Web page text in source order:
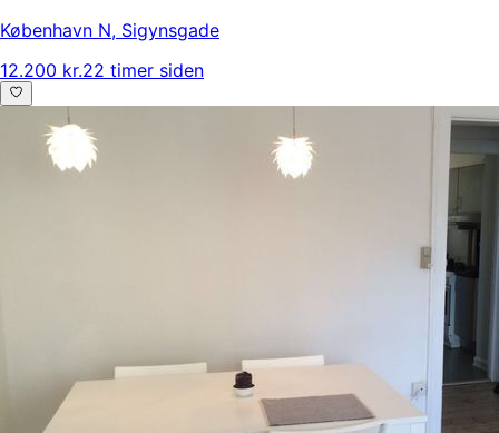
København N, Sigynsgade
12.200 kr.22 timer siden